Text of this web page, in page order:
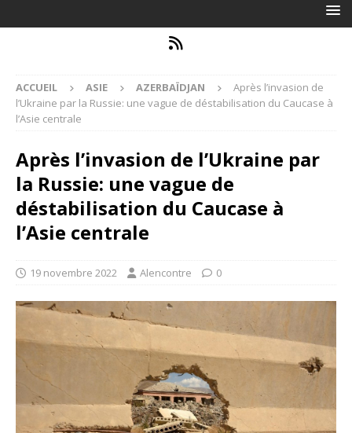
ACCUEIL ASIE AZERBAÏDJAN
Après l’invasion de
l’Ukraine par la Russie: une vague de déstabilisation du Caucase à
l’Asie centrale
Après l’invasion de l’Ukraine par
la Russie: une vague de
déstabilisation du Caucase à
l’Asie centrale
19 novembre 2022 Alencontre 0